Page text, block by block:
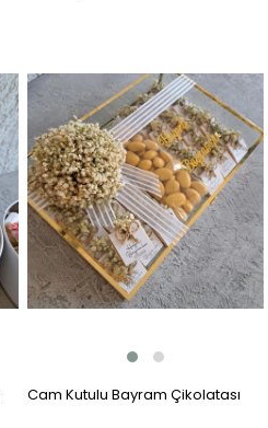
Cam Kutulu Bayram Çikolatası